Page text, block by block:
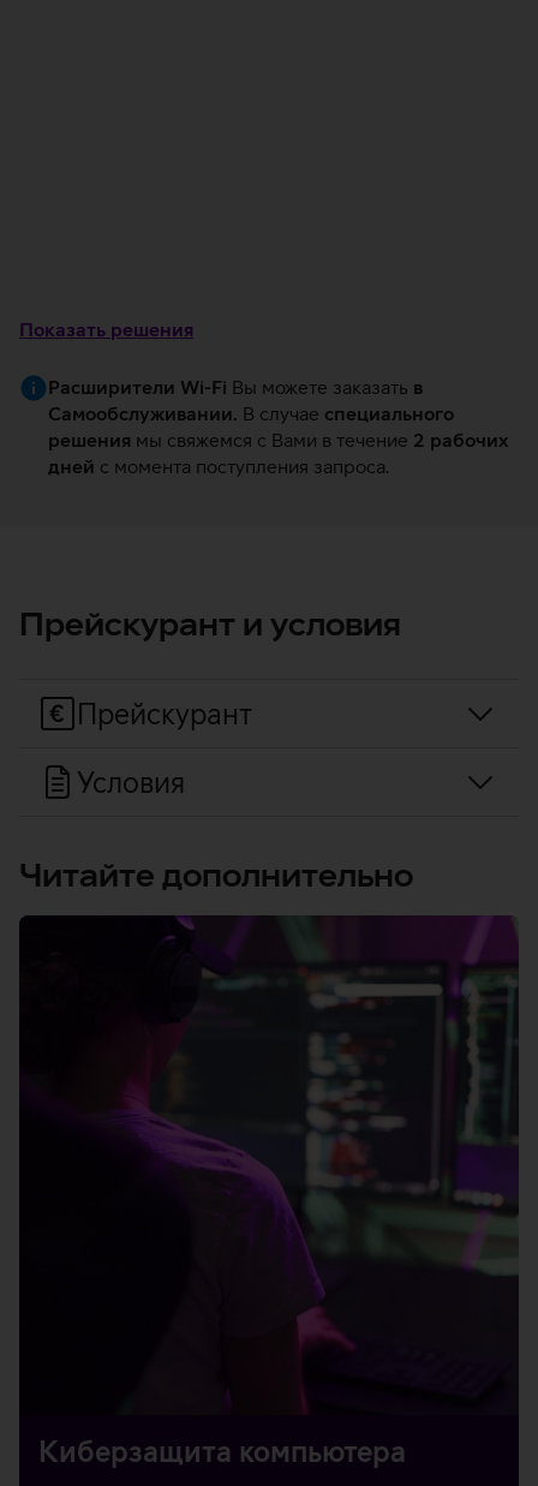
Показать решения
Расширители Wi-Fi Вы можете заказать в
Самообслуживании. В случае специального
решения мы свяжемся с Вами в течение 2 рабочих
дней с момента поступления запроса.
Прейскурант и условия
Прейскурант
Условия
Читайте дополнительно
Киберзащита компьютера